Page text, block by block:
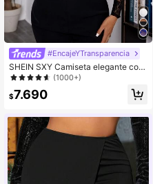
#EncajeYTransparencia
SHEIN SXY Camiseta elegante con
contraste de encaje y abertura en l
(1000+)
$7.690